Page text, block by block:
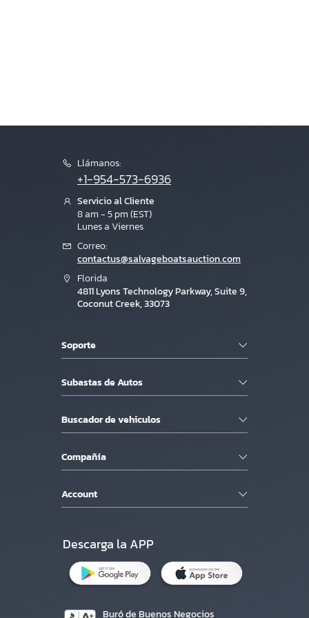
Llámanos:
+1-954-573-6936
Servicio al Cliente
8 am - 5 pm (EST)
Lunes a Viernes
Correo:
contactus@salvageboatsauction.com
Florida
4811 Lyons Technology Parkway, Suite 9,
Coconut Creek, 33073
Soporte
Subastas de Autos
Buscador de vehiculos
Compañía
Account
Descarga la APP
Buró de Buenos Negocios